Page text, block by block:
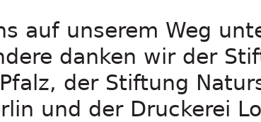
auf unserem Weg
danken wir der
der Stiftung
und der Druckerei